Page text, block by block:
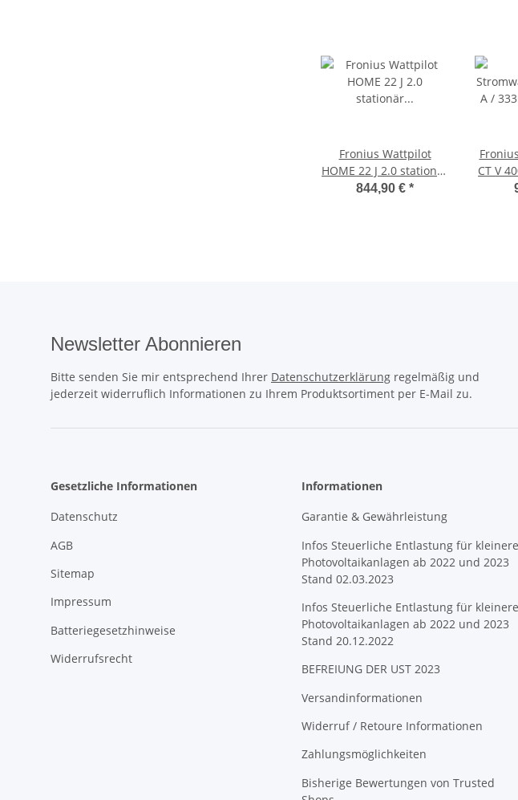
Fronius Wattpilot
HOME 22 J 2.0 stationär
Ladeeinrichtung 22kW
844,90 € *
CT V
Newsletter Abonnieren
Bitte senden Sie mir entsprechend Ihrer Datenschutzerklärung regelmäßig und
jederzeit widerruflich Informationen zu Ihrem Produktsortiment per E-Mail zu.
Gesetzliche Informationen
Datenschutz
AGB
Sitemap
Impressum
Batteriegesetzhinweise
Widerrufsrecht
Informationen
Garantie & Gewährleistung
Infos Steuerliche Entlastung für kleinere
Photovoltaikanlagen ab 2022 und 2023
Stand 02.03.2023
Infos Steuerliche Entlastung für kleinere
Photovoltaikanlagen ab 2022 und 2023
Stand 20.12.2022
BEFREIUNG DER UST 2023
Versandinformationen
Widerruf / Retoure Informationen
Zahlungsmöglichkeiten
Bisherige Bewertungen von Trusted